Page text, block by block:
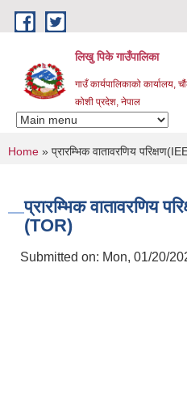
Skip to main content
लिखु पिके गाउँपालिका
गाउँ कार्यपालिकाको कार्यालय,
कोशी प्रदेश, नेपाल
You are here
Home » प्रारम्भिक वातावरणिय
प्रारम्भिक वातावरणिय
(TOR)
Submitted on: Mon, 01/20/